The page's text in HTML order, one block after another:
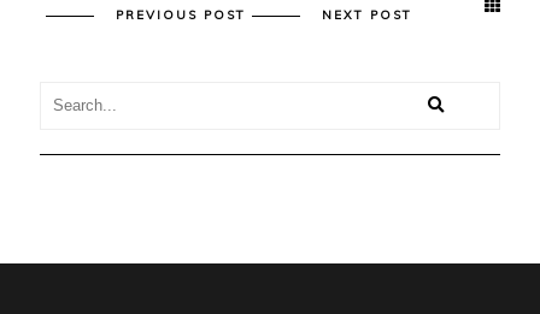
PREVIOUS POST NEXT POST